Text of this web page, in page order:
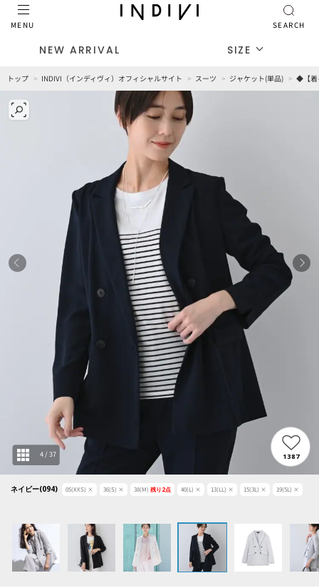
MENU SEARCH
NEW ARRIVAL SIZE
トップ INDIVI（インディヴィ）オフィシャルサイト スーツ ジャケット(単品) ◆【着
ネイビー(094) 05(XXS) × 36(S) × 38(M) 残り2点 40(L) × 13(LL) × 15(3L) × 19(5L) ×
4/37 1387